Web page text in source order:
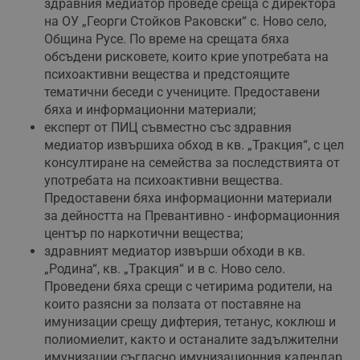
здравния медиатор проведе среща с директора
на ОУ „Георги Стойков Раковски“ с. Ново село,
Община Русе. По време на срещата бяха
обсъдени рисковете, които крие употребата на
психоактивни вещества и предстоящите
тематични беседи с учениците. Предоставени
бяха и информационни материали;
експерт от ПИЦ съвместно със здравния
медиатор извършиха обход в кв. „Тракция“, с цел
консултиране на семейства за последствията от
употребата на психоактивни вещества.
Предоставени бяха информационни материали
за дейността на Превантивно - информационния
център по наркотични вещества;
здравният медиатор извърши обходи в кв.
„Родина“, кв. „Тракция“ и в с. Ново село.
Проведени бяха срещи с четирима родители, на
които разясни за ползата от поставяне на
имунизации срещу дифтерия, тетанус, коклюш и
полиомиелит, както и останалите задължителни
Таргетиране
Функционалност
Некласифицирани
Строго необходимите бисквитки позволяват основната
функционалност на уебсайта, като потребителско
влизане и управление на акаунта. Уебсайтът не може да
се използва правилно без строго необходими
бисквитки.
Име Доставчик/Домейн
Валиден
до
__RequestVerificationToken
Microsoft
Corporation
www.dunavmost.com